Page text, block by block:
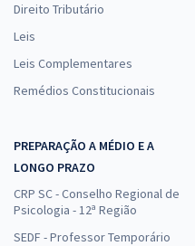
Direito Tributário
Leis
Leis Complementares
Remédios Constitucionais
PREPARAÇÃO A MÉDIO E A
LONGO PRAZO
CRP SC - Conselho Regional de
Psicologia - 12ª Região
SEDF - Professor Temporário